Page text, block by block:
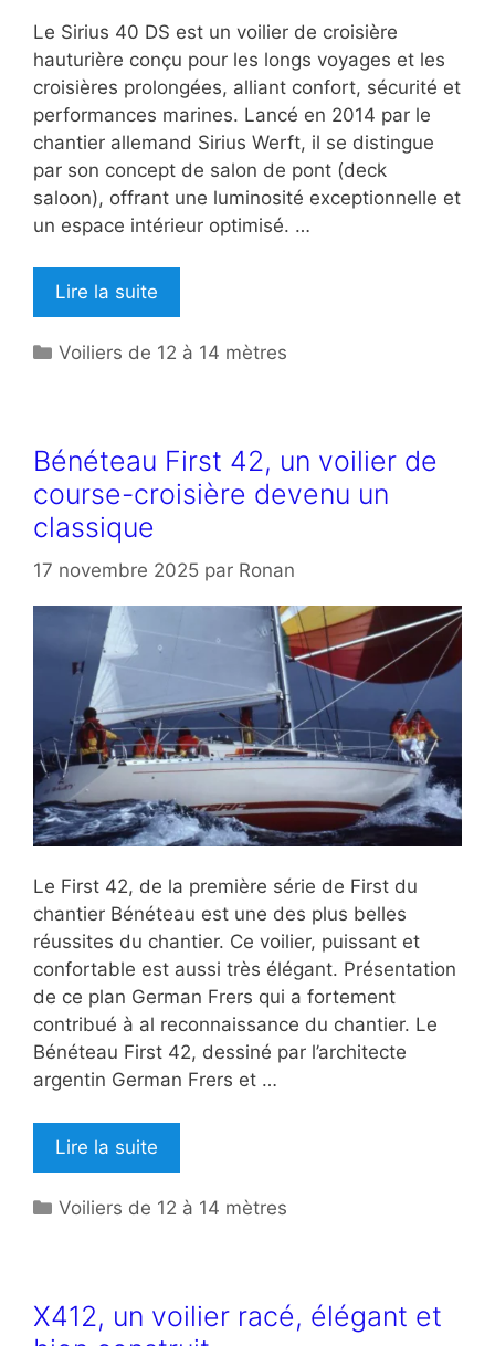
Le Sirius 40 DS est un voilier de croisière
hauturière conçu pour les longs voyages et les
croisières prolongées, alliant confort, sécurité et
performances marines. Lancé en 2014 par le
chantier allemand Sirius Werft, il se distingue
par son concept de salon de pont (deck
saloon), offrant une luminosité exceptionnelle et
un espace intérieur optimisé. …
Lire la suite
Catégories
Voiliers de 12 à 14 mètres
Bénéteau First 42, un voilier de
course-croisière devenu un
classique
17 novembre 2025 par Ronan
Le First 42, de la première série de First du
chantier Bénéteau est une des plus belles
réussites du chantier. Ce voilier, puissant et
confortable est aussi très élégant. Présentation
de ce plan German Frers qui a fortement
contribué à al reconnaissance du chantier. Le
Bénéteau First 42, dessiné par l’architecte
argentin German Frers et …
Lire la suite
Catégories
Voiliers de 12 à 14 mètres
X412, un voilier racé, élégant et